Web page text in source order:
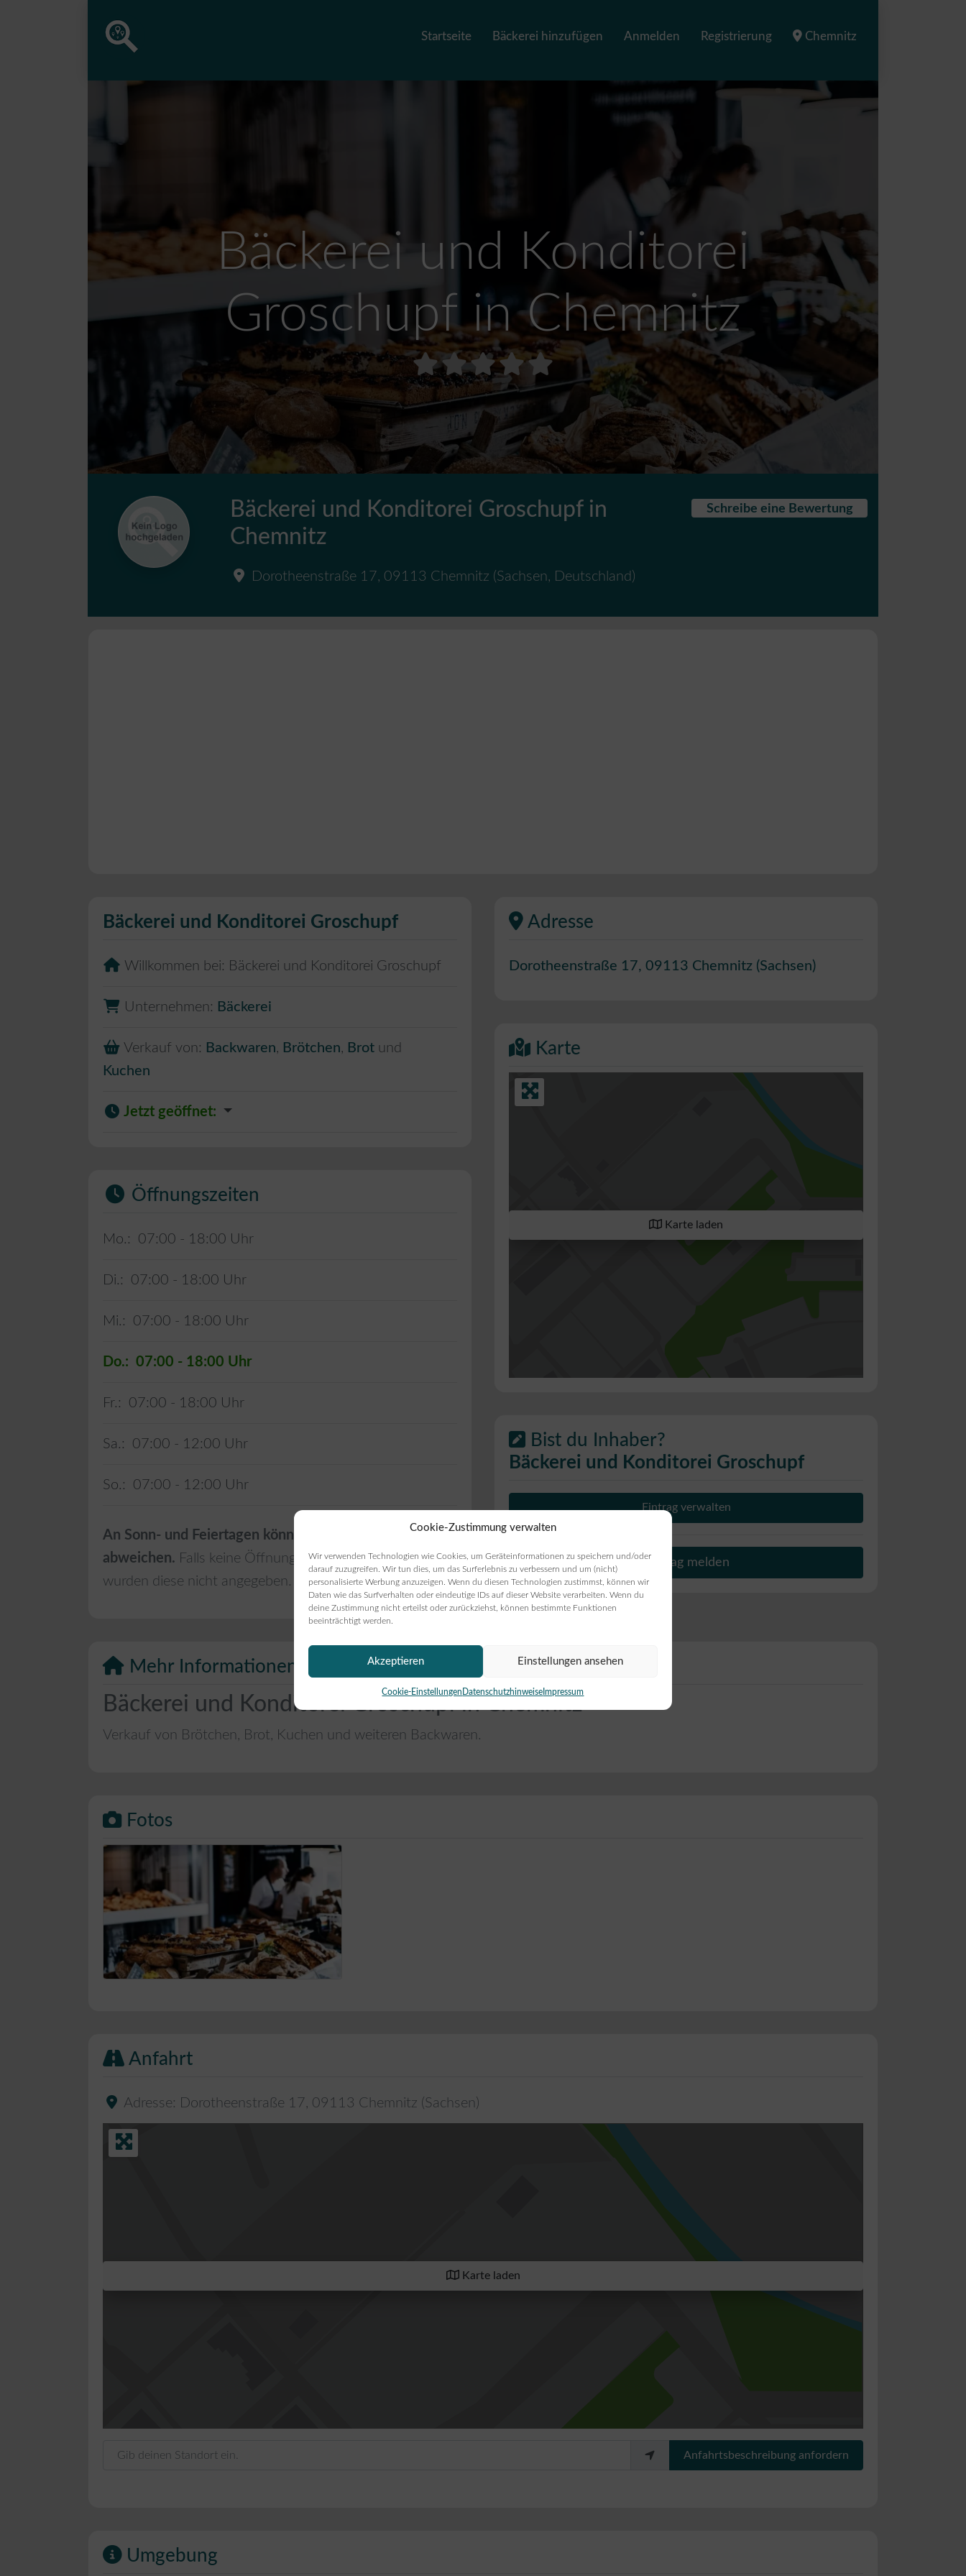
Cookie-Zustimmung verwalten
Wir verwenden Technologien wie Cookies, um Geräteinformationen zu speichern und/oder
darauf zuzugreifen. Wir tun dies, um das Surferlebnis zu verbessern und um (nicht)
personalisierte Werbung anzuzeigen. Wenn du diesen Technologien zustimmst, können wir
Daten wie das Surfverhalten oder eindeutige IDs auf dieser Website verarbeiten. Wenn du
deine Zustimmung nicht erteilst oder zurückziehst, können bestimmte Funktionen
beeinträchtigt werden.
Akzeptieren Einstellungen ansehen
Cookie-Einstellungen Datenschutzhinweise Impressum
Startseite Bäckerei hinzufügen Anmelden Registrierung Chemnitz
Bäckerei und Konditorei
Groschupf in Chemnitz
Bäckerei und Konditorei Groschupf in
Chemnitz
Dorotheenstraße 17, 09113 Chemnitz (Sachsen, Deutschland )
Schreibe eine Bewertung
Bäckerei und Konditorei Groschupf
Willkommen bei: Bäckerei und Konditorei Groschupf
Unternehmen: Bäckerei
Verkauf von: Backwaren, Brötchen, Brot und
Kuchen
Jetzt geöffnet:
Öffnungszeiten
Mo.: 07:00 - 18:00
Di.: 07:00 - 18:00
Mi.: 07:00 - 18:00
Do.: 07:00 - 18:00
Fr.: 07:00 - 18:00
Sa.: 07:00 - 12:00
So.: 07:00 - 12:00
An Sonn- und Feiertagen können die Öffnungszeiten
abweichen. Falls keine Öffnungszeiten angezeigt werden,
wurden diese nicht angegeben.
Adresse
Dorotheenstraße 17, 09113 Chemnitz (Sachsen)
Karte
Karte laden
Bist du Inhaber?
Bäckerei und Konditorei Groschupf
Eintrag verwalten
Beitrag melden
Mehr Informationen
Bäckerei und Konditorei Groschupf in Chemnitz
Verkauf von Brötchen, Brot, Kuchen und weiteren Backwaren.
Fotos
Bäckerei Musterbild
Anfahrt
Adresse: Dorotheenstraße 17 , 09113 Chemnitz (Sachsen )
Karte laden
Anfahrtsbeschreibung anfordern
Umgebung